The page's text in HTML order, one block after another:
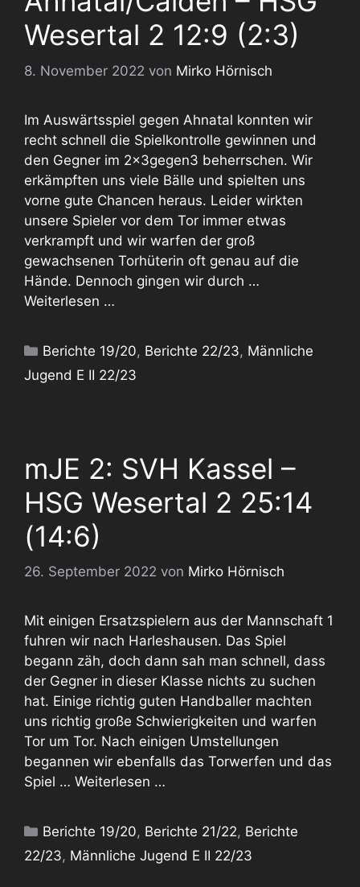
Wesertal 2 12:9 (2:3)
8. November 2022 von Mirko Hörnisch
Im Auswärtsspiel gegen Ahnatal konnten wir
recht schnell die Spielkontrolle gewinnen und
den Gegner im 2x3gegen3 beherrschen. Wir
erkämpften uns viele Bälle und spielten uns
vorne gute Chancen heraus. Leider wirkten
unsere Spieler vor dem Tor immer etwas
verkrampft und wir warfen der groß
gewachsenen Torhüterin oft genau auf die
Hände. Dennoch gingen wir durch …
Weiterlesen …
Kategorien
Berichte 19/20, Berichte 22/23, Männliche
Jugend E II 22/23
mJE 2: SVH Kassel –
HSG Wesertal 2 25:14
(14:6)
26. September 2022 von Mirko Hörnisch
Mit einigen Ersatzspielern aus der Mannschaft 1
fuhren wir nach Harleshausen. Das Spiel
begann zäh, doch dann sah man schnell, dass
der Gegner in dieser Klasse nichts zu suchen
hat. Einige richtig guten Handballer machten
uns richtig große Schwierigkeiten und warfen
Tor um Tor. Nach einigen Umstellungen
begannen wir ebenfalls das Torwerfen und das
Spiel … Weiterlesen …
Kategorien
Berichte 19/20, Berichte 21/22, Berichte
22/23, Männliche Jugend E II 22/23